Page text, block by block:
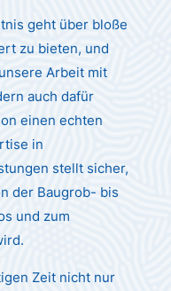
geht über bloße
zu bieten, und
Arbeit mit
auch dafür
einen echten
in
stellt sicher,
der Baugrob- bis
und zum
Zeit nicht nur